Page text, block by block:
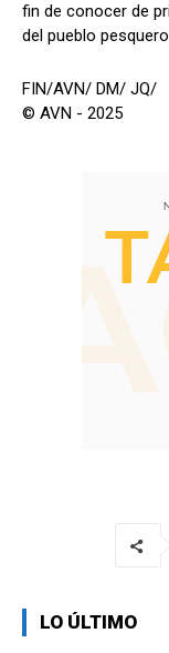
fin de conocer de
del pueblo
FIN/AVN/ DM/ JQ/
© AVN - 2025
LO ÚLTIMO